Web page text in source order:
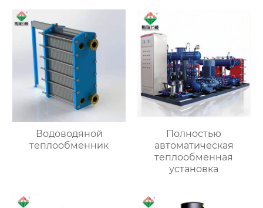
Водоводяной
теплообменник
Полностью
автоматическая
теплообменная
установка